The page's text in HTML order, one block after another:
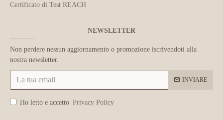
Certificato di Test REACH
NEWSLETTER
Non perdere nessun aggiornamento o promozione iscrivendoti alla
nostra newsletter.
INVIARE
Ho letto e accetto Privacy Policy